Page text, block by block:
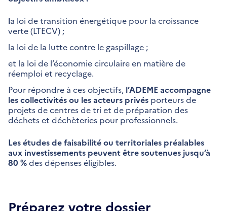
la loi de transition énergétique pour la croissance
verte (LTECV) ;
la loi de la lutte contre le gaspillage ;
et la loi de l’économie circulaire en matière de
réemploi et recyclage.
Pour répondre à ces objectifs, l’ADEME accompagne
les collectivités ou les acteurs privés porteurs de
projets de centres de tri et de préparation des
déchets et déchèteries pour professionnels.
Les études de faisabilité ou territoriales préalables
aux investissements peuvent être soutenues jusqu’à
80 %des dépenses éligibles.
Préparez votre dossier